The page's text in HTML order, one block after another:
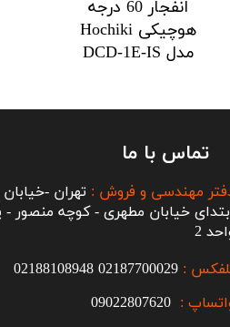
انفجار 60 درجه
هوچیکی Hochiki
مدل DCD-1E-IS
تماس با ما
:
02187700029
02188108948
:
مهندسی و فروش : تهران -
2